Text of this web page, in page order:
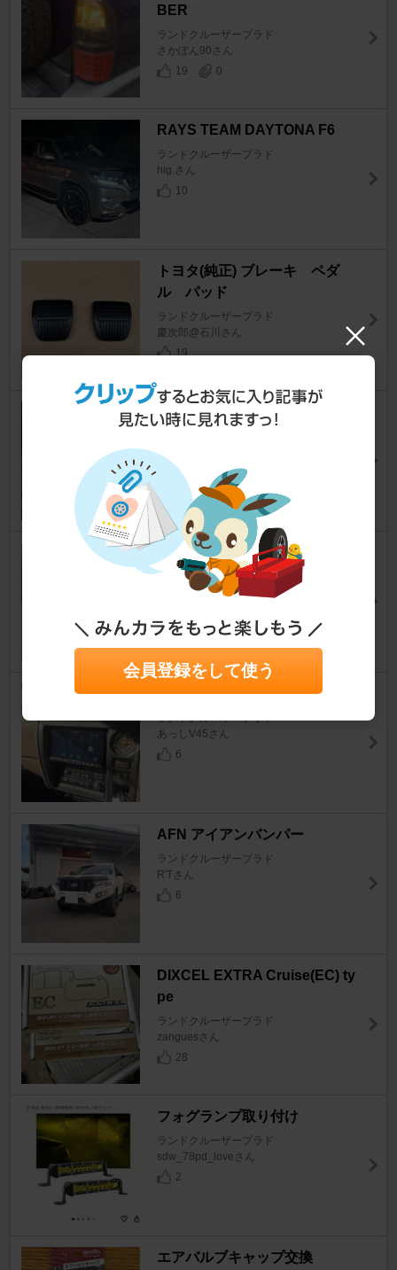
BER
ランドクルーザープラド
さかぽん90さん
19
0
RAYS TEAM DAYTONA F6
ランドクルーザープラド
hig.さん
10
トヨタ(純正) ブレーキ ペダ
ル パッド
ランドクルーザープラド
慶次郎@石川さん
19
BILSTEIN B6
All-Bran.さん
32
NUTEC NC-60AT plus
ランドクルーザープラド
Zhaiさん
ALPINE DA7Z
ランドクルーザープラド
あっしV45さん
6
AFN アイアンバンパー
ランドクルーザープラド
R'Tさん
6
DIXCEL EXTRA Cruise(EC) ty
pe
ランドクルーザープラド
zanguesさん
28
フォグランプ取り付け
ランドクルーザープラド
sdw_78pd_loveさん
2
エアバルブキャップ交換
会員登録をして使う